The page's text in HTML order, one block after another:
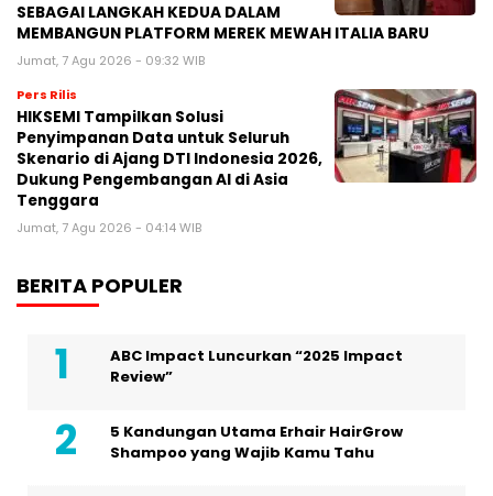
SEBAGAI LANGKAH KEDUA DALAM
MEMBANGUN PLATFORM MEREK MEWAH ITALIA BARU
Jumat, 7 Agu 2026 - 09:32 WIB
Pers Rilis
HIKSEMI Tampilkan Solusi
Penyimpanan Data untuk Seluruh
Skenario di Ajang DTI Indonesia 2026,
Dukung Pengembangan AI di Asia
Tenggara
Jumat, 7 Agu 2026 - 04:14 WIB
BERITA POPULER
ABC Impact Luncurkan “2025 Impact
Review”
5 Kandungan Utama Erhair HairGrow
Shampoo yang Wajib Kamu Tahu